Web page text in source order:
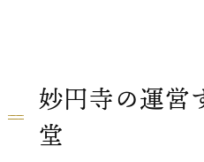
妙円寺の運営
堂